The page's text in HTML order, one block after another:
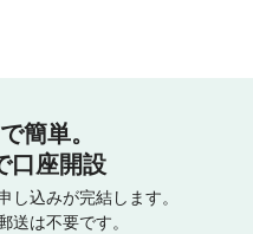
簡単。
口座開設
し込みが完結します。
送は不要です。